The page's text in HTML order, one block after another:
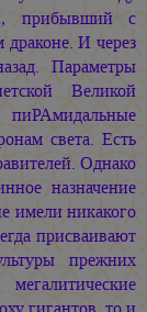
прибывший с
драконе. И через
Параметры
Великой
света. Есть
Однако
назначение
имели никакого
присваивают
прежних